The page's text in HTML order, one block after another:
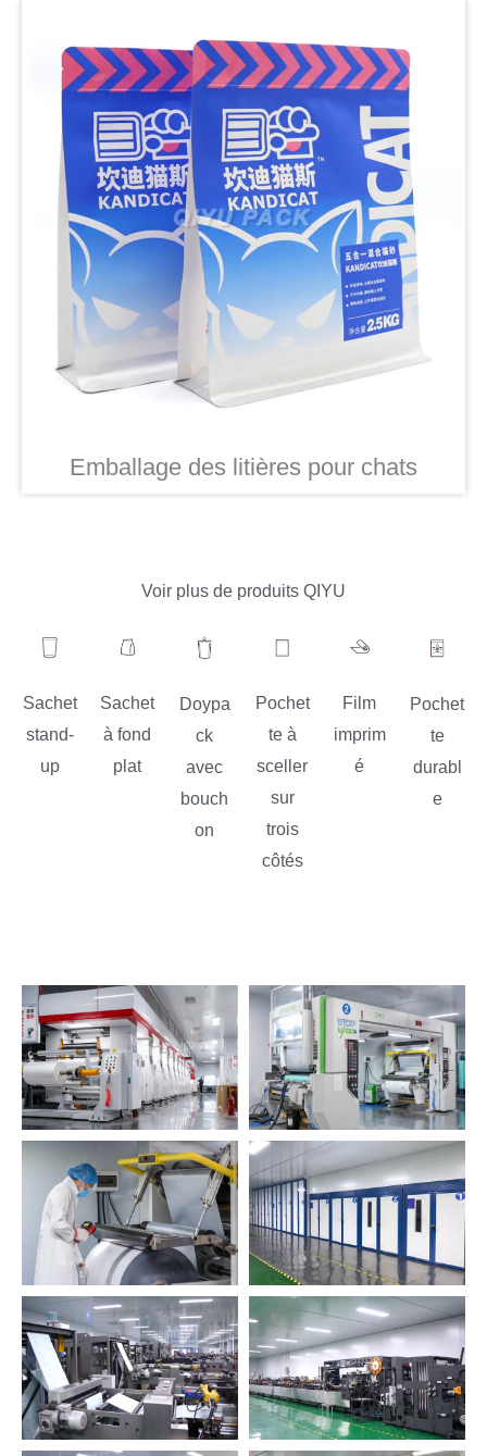
Emballage des litières pour chats
Voir plus de produits QIYU
Sachet
stand-
up
Sachet
à fond
plat
Doypa
ck
avec
bouch
on
Pochet
te à
sceller
sur
trois
côtés
Film
imprim
é
Pochet
te
durabl
e